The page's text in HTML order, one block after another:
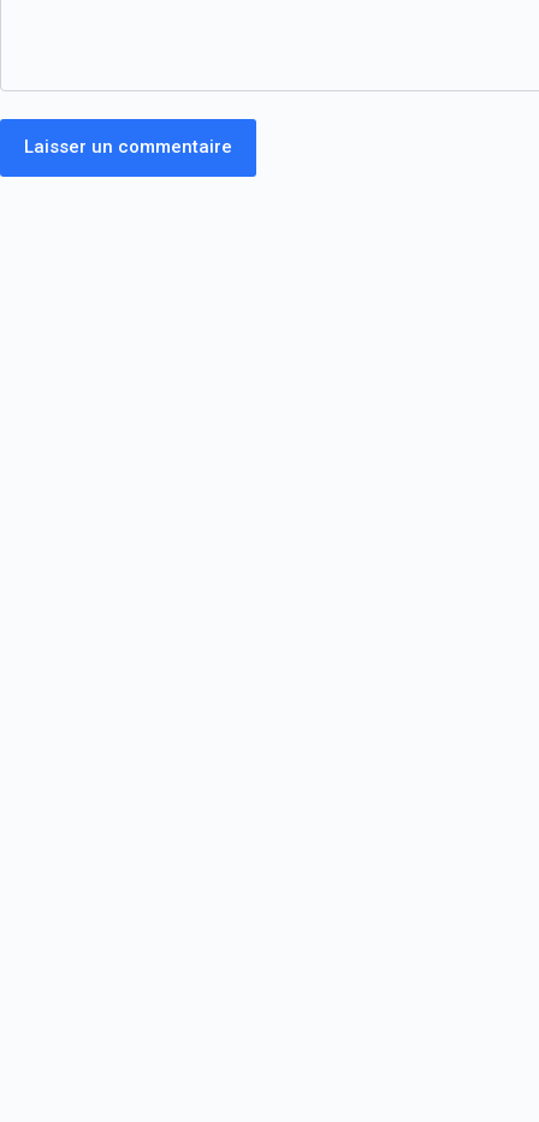
Laisser un commentaire